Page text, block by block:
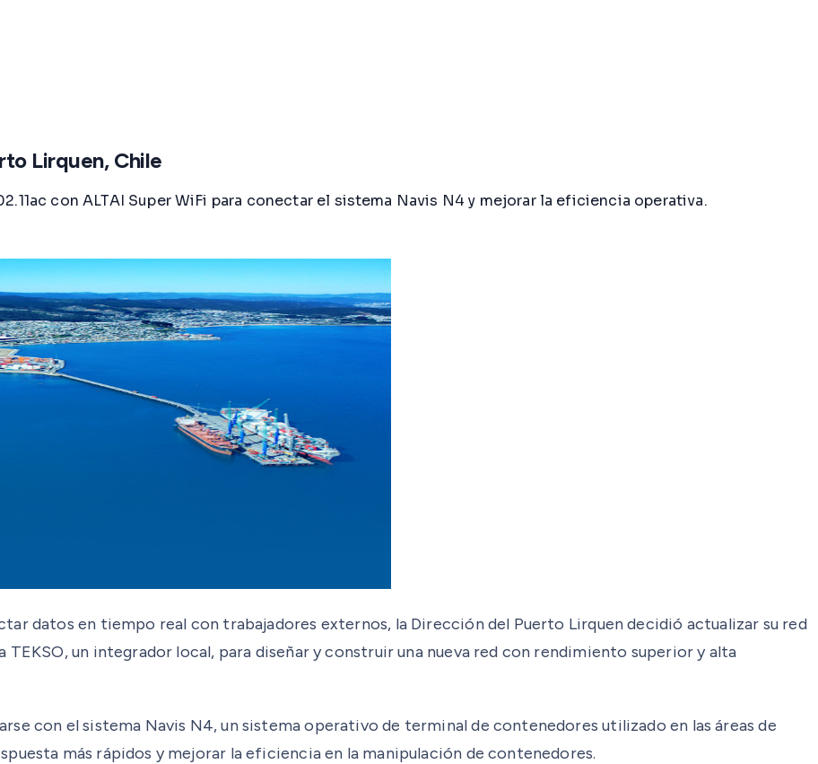
Lirquen, Chile
con ALTAI Super WiFi para conectar el sistema Navis N4 y mejorar la eficiencia operativa.
datos en tiempo real con trabajadores externos, la Dirección del Puerto Lirquen decidió actualizar su red
TEKSO, un integrador local, para diseñar y construir una nueva red con rendimiento superior y alta
con el sistema Navis N4, un sistema operativo de terminal de contenedores utilizado en las áreas de
más rápidos y mejorar la eficiencia en la manipulación de contenedores.